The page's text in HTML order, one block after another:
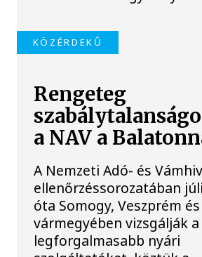
KÖZÉRDEKŰ
Rengeteg
a NAV a
A Nemzeti Adó- és
ellenőrzéssorozatában
óta Somogy, Veszprém
vármegyében vizsgálják a
legforgalmasabb nyári